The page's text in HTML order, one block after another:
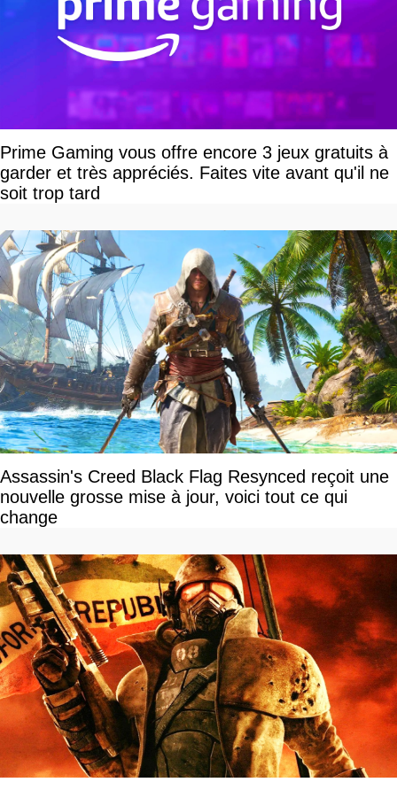
Prime Gaming vous offre encore 3 jeux gratuits à
garder et très appréciés. Faites vite avant qu'il ne
soit trop tard
Assassin's Creed Black Flag Resynced reçoit une
nouvelle grosse mise à jour, voici tout ce qui
change